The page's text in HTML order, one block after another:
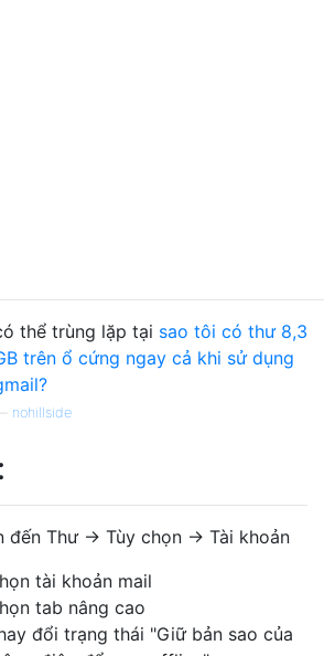
thể trùng lặp tại sao tôi có thư 8,3
trên ổ cứng ngay cả khi sử dụng
nohillside
đến Thư -> Tùy chọn -> Tài khoản
tài khoản mail
tab nâng cao
đổi trạng thái "Giữ bản sao của